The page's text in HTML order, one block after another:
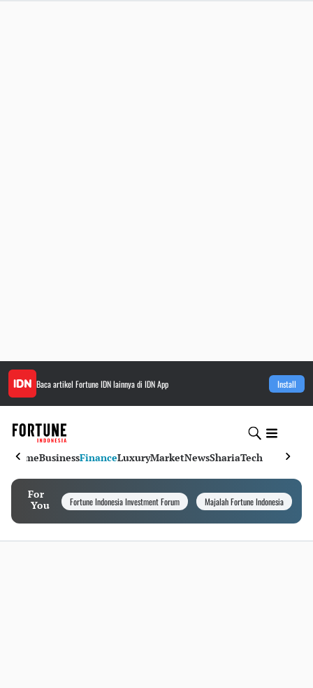
Baca artikel Fortune IDNlainnya di IDN App Install
HomeBusinessFinanceLuxuryMarketNewsShariaTech
For
You
Fortune Indonesia Investment Forum Majalah Fortune Indonesia